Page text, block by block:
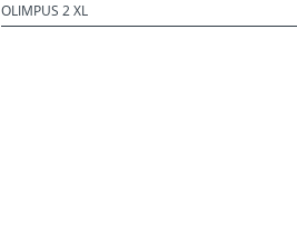
OLIMPUS 2 XL